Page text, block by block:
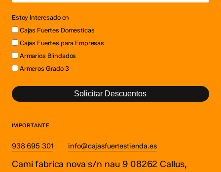
Estoy Interesado en
Cajas Fuertes Domesticas
Cajas Fuertes para Empresas
Armarios Blindados
Armeros Grado 3
Solicitar Descuentos
IMPORTANTE
938 695 301 info@cajasfuertestienda.es
Cami fabrica nova s/n nau 9 08262 Callus,